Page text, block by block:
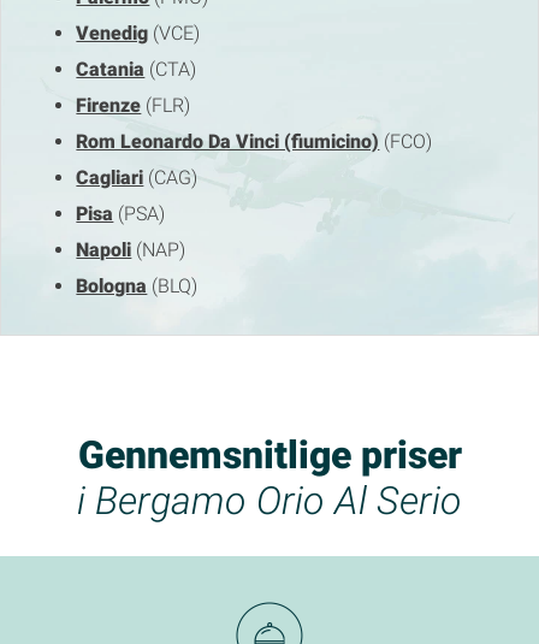
Venedig (VCE)
Catania (CTA)
Firenze (FLR)
Rom Leonardo Da Vinci (fiumicino) (FCO)
Cagliari (CAG)
Pisa (PSA)
Napoli (NAP)
Bologna (BLQ)
Gennemsnitlige priser
i Bergamo Orio Al Serio